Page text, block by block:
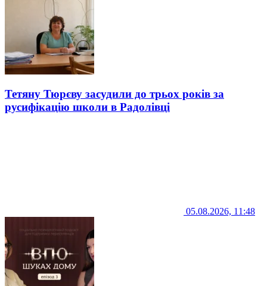
Тетяну Тюрєву засудили до трьох років за
русифікацію школи в Радолівці
05.08.2026, 11:48